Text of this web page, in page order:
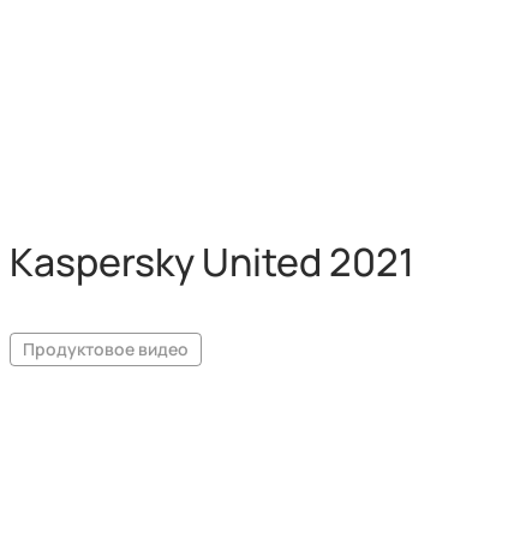
Kaspersky United 2021
Продуктовое видео